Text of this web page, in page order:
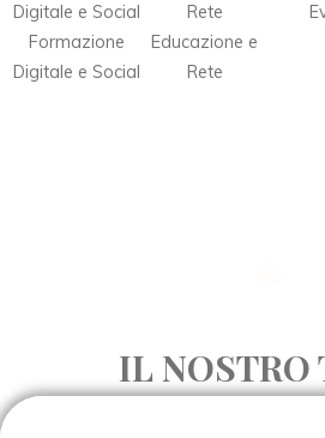
Formazione
Digitale e Social
Educazione e
Rete
IL NOSTRO